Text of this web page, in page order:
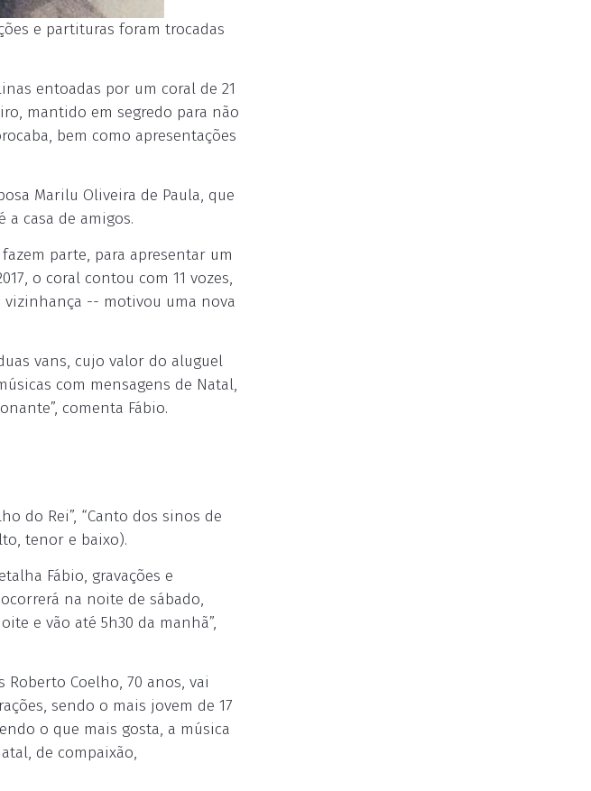
e partituras foram trocadas
entoadas por um coral de 21
mantido em segredo para não
bem como apresentações
Marilu Oliveira de Paula, que
casa de amigos.
parte, para apresentar um
o coral contou com 11 vozes,
vizinhança -- motivou uma nova
vans, cujo valor do aluguel
com mensagens de Natal,
comenta Fábio.
do Rei”, “Canto dos sinos de
tenor e baixo).
Fábio, gravações e
na noite de sábado,
e vão até 5h30 da manhã”,
Coelho, 70 anos, vai
sendo o mais jovem de 17
o que mais gosta, a música
de compaixão,